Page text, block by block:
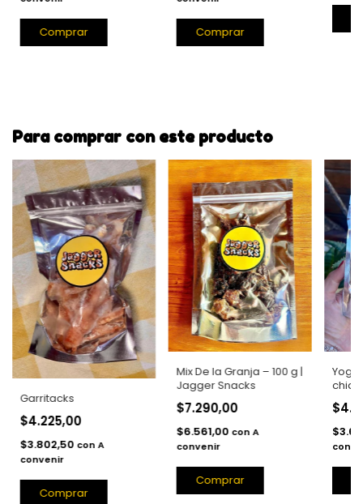
Para comprar con este producto
Garritacks
$4.225,00
$3.802,50 con A
convenir
Mix De la Granja – 100 g |
Jagger Snacks
$7.290,00
$6.561,00 con A
convenir
chia